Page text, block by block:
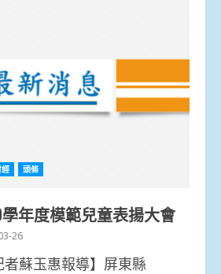
頭條
年度模範兒童表揚大會
26
者蘇玉惠報導】屏東縣